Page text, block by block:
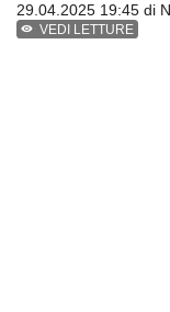
29.04.2025 19:45 di
VEDI LETTURE